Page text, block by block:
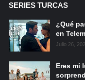
SERIES TURCAS
¿Qué
en
Julio 26,
Eres mi